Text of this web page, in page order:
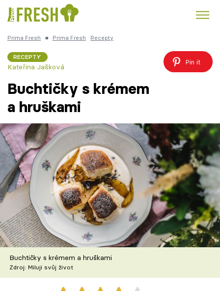
Česká kuchyně
Témata
Recepty
Články
TV Program
Škola vaření
Recepty z TV
Speciál: Cuketa
Prima Fresh ■ Prima Fresh Recepty
RECEPTY
Kateřina Jašková
Pin it
Buchtičky s krémem
a hruškami
Buchtičky s krémem a hruškami
Zdroj: Miluji svůj život